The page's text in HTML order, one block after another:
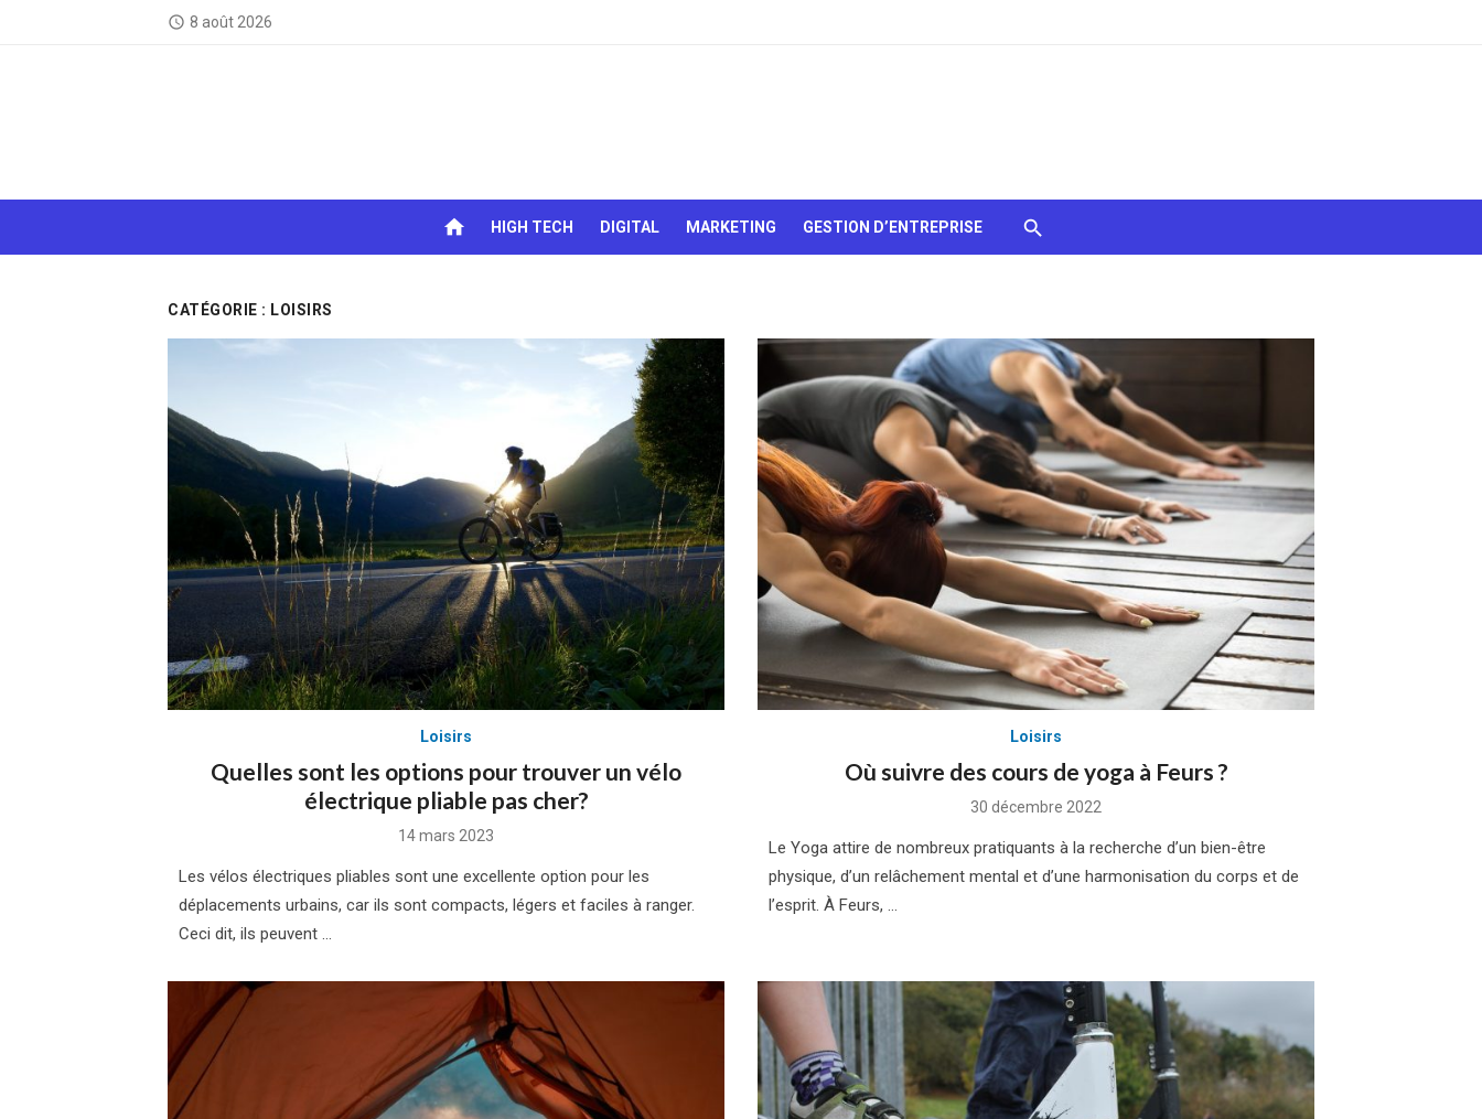
access_time 8 août 2026
chocolats…
tomber !
home HIGH TECH DIGITAL MARKETING GESTION D’ENTREPRISE
CATÉGORIE : LOISIRS
Loisirs
Quelles sont les options pour trouver un vélo
électrique pliable pas cher?
Posted
14 mars 2023
Les vélos électriques pliables sont une excellente option pour les
déplacements urbains, car ils sont compacts, légers et faciles à ranger.
Ceci dit, ils peuvent …
Loisirs
Où suivre des cours de yoga à Feurs ?
Posted
30 décembre 2022
Le Yoga attire de nombreux pratiquants à la recherche d’un bien-être
physique, d’un relâchement mental et d’une harmonisation du corps et de
l’esprit. À Feurs, …